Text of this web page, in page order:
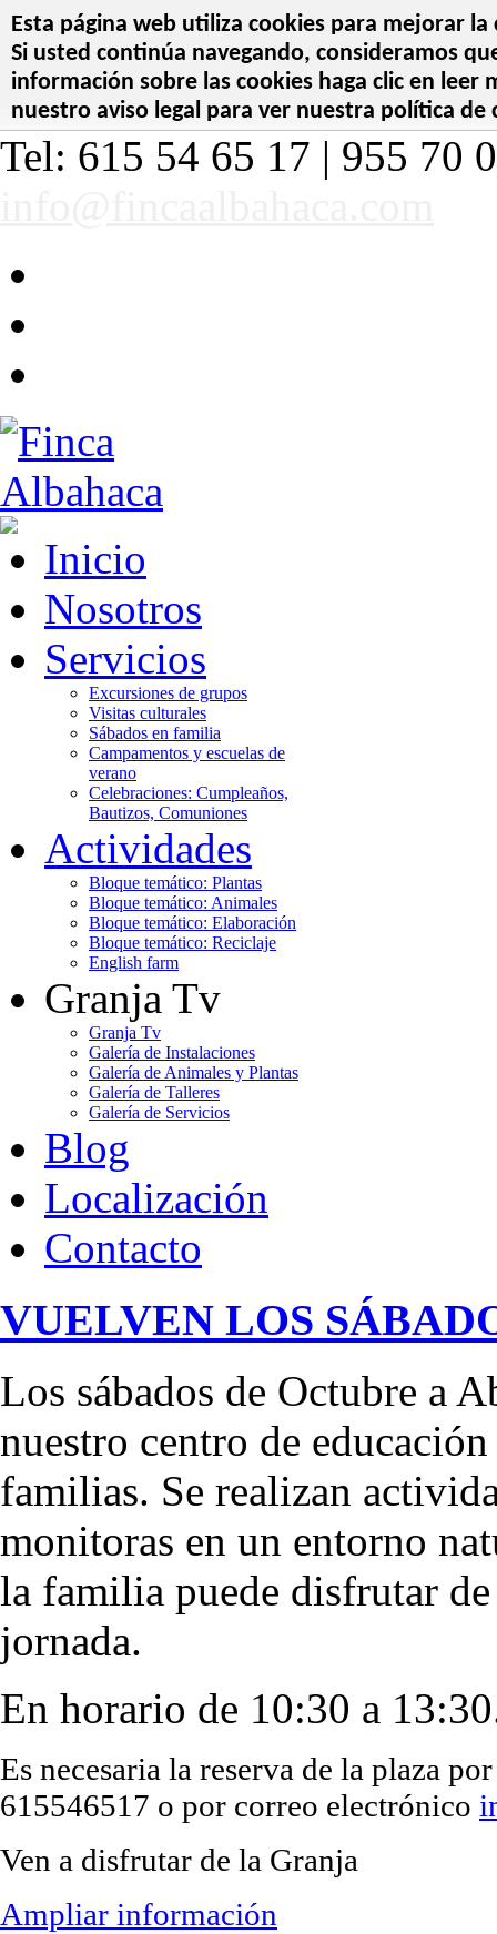
Esta página web utiliza cookies para mejorar
Si usted continúa navegando, consideramos
información sobre las cookies haga clic en leer
nuestro aviso legal para ver nuestra política de
Tel: 615 54 65 17 | 955 70
Inicio
Nosotros
Servicios
Excursiones de grupos
Visitas culturales
Sábados en familia
Campamentos y escuelas de
verano
Celebraciones: Cumpleaños,
Bautizos, Comuniones
Actividades
Bloque temático: Plantas
Bloque temático: Animales
Bloque temático: Elaboración
Bloque temático: Reciclaje
English farm
Granja Tv
Granja Tv
Galería de Instalaciones
Galería de Animales y Plantas
Galería de Talleres
Galería de Servicios
Blog
Localización
Contacto
VUELVEN LOS
Los sábados de Octubre a
nuestro centro de
familias. Se realizan
monitoras en un entorno
la familia puede disfrutar
jornada.
En horario de 10:30 a
Es necesaria la reserva de la plaza
615546517 o por correo electrónico
Ven a disfrutar de la Granja
Ampliar información